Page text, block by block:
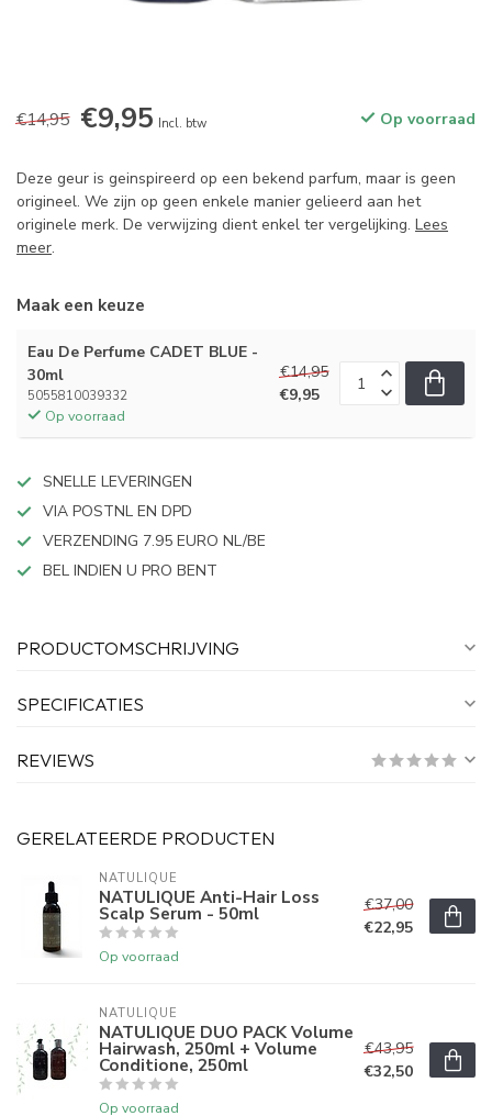
€14,95 €9,95 Incl. btw Op voorraad
Deze geur is geinspireerd op een bekend parfum, maar is geen
origineel. We zijn op geen enkele manier gelieerd aan het
originele merk. De verwijzing dient enkel ter vergelijking. Lees
meer.
Maak een keuze
Eau De Perfume CADET BLUE -
30ml
5055810039332
Op voorraad
€14,95
€9,95
SNELLE LEVERINGEN
VIA POSTNL EN DPD
VERZENDING 7.95 EURO NL/BE
BEL INDIEN U PRO BENT
PRODUCTOMSCHRIJVING
SPECIFICATIES
REVIEWS
GERELATEERDE PRODUCTEN
NATULIQUE
NATULIQUE Anti-Hair Loss
Scalp Serum - 50ml
Op voorraad
€37,00
€22,95
NATULIQUE
NATULIQUE DUO PACK Volume
Hairwash, 250ml + Volume
Conditione, 250ml
Op voorraad
€43,95
€32,50